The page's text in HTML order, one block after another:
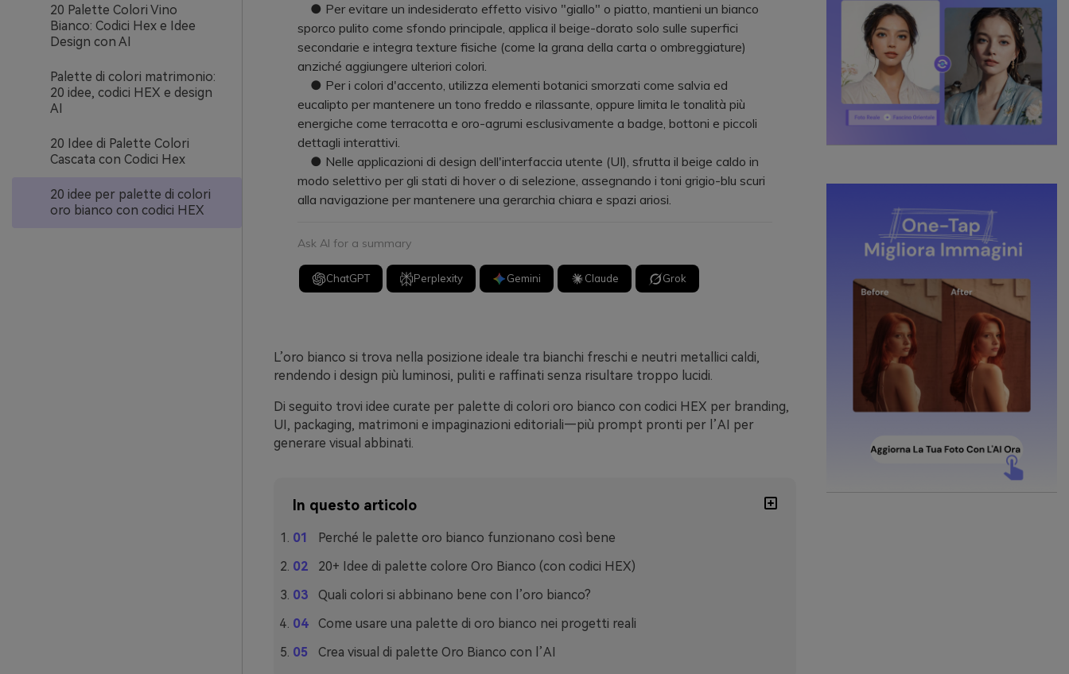
20 Palette Colori Vino
Bianco: Codici Hex e Idee
Design con AI
Palette di colori matrimonio:
20 idee, codici HEX e design
AI
20 Idee di Palette Colori
Cascata con Codici Hex
20 idee per palette di colori
oro bianco con codici HEX
● Per evitare un indesiderato effetto visivo "giallo" o piatto, mantieni un bianco
sporco pulito come sfondo principale, applica il beige-dorato solo sulle superfici
secondarie e integra texture fisiche (come la grana della carta o ombreggiature)
anziché aggiungere ulteriori colori.
● Per i colori d'accento, utilizza elementi botanici smorzati come salvia ed
eucalipto per mantenere un tono freddo e rilassante, oppure limita le tonalità più
energiche come terracotta e oro-agrumi esclusivamente a badge, bottoni e piccoli
dettagli interattivi.
● Nelle applicazioni di design dell'interfaccia utente (UI), sfrutta il beige caldo in
modo selettivo per gli stati di hover o di selezione, assegnando i toni grigio-blu scuri
alla navigazione per mantenere una gerarchia chiara e spazi ariosi.
Ask AI for a summary
ChatGPT Perplexity Gemini Claude Grok
L’oro bianco si trova nella posizione ideale tra bianchi freschi e neutri metallici caldi,
rendendo i design più luminosi, puliti e raffinati senza risultare troppo lucidi.
Di seguito trovi idee curate per palette di colori oro bianco con codici HEX per branding,
UI, packaging, matrimoni e impaginazioni editoriali—più prompt pronti per l’AI per
generare visual abbinati.
In questo articolo
Perché le palette oro bianco funzionano così bene
20+ Idee di palette colore Oro Bianco (con codici HEX)
Quali colori si abbinano bene con l’oro bianco?
Come usare una palette di oro bianco nei progetti reali
Crea visual di palette Oro Bianco con l’AI